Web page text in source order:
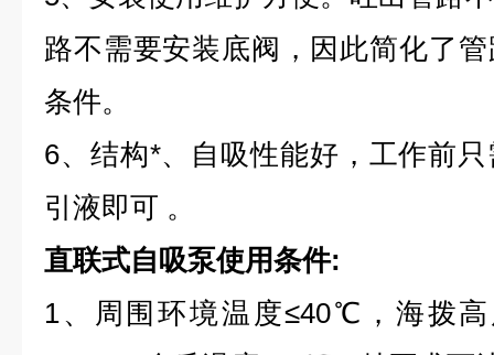
路不需要安装底阀，因此简化了
条件。
6、结构*、自吸性能好，工作前
引液即可 。
直联式自吸泵使用条件:
1、周围环境温度≤40℃，海拨高